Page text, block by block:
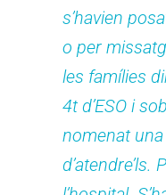
s’havien
o per
les famílies
4t d’ESO i
nomenat
d’atendre’ls.